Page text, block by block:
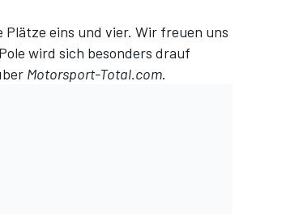
eins und vier. Wir freuen uns
wird sich besonders drauf
Motorsport-Total.com.